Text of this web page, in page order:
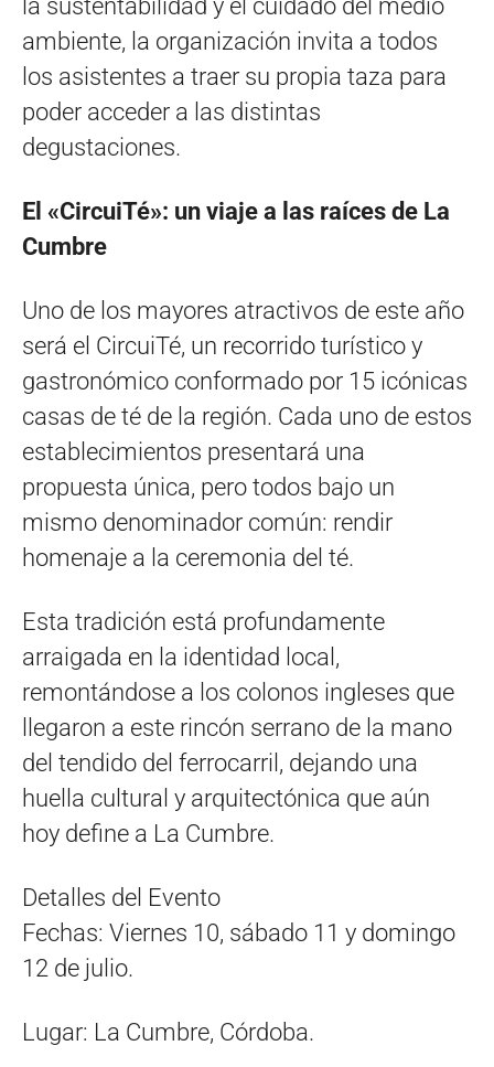
la sustentabilidad y el cuidado del medio
ambiente, la organización invita a todos
los asistentes a traer su propia taza para
poder acceder a las distintas
degustaciones.
El «CircuiTé»: un viaje a las raíces de La
Cumbre
Uno de los mayores atractivos de este año
será el CircuiTé, un recorrido turístico y
gastronómico conformado por 15 icónicas
casas de té de la región. Cada uno de estos
establecimientos presentará una
propuesta única, pero todos bajo un
mismo denominador común: rendir
homenaje a la ceremonia del té.
Esta tradición está profundamente
arraigada en la identidad local,
remontándose a los colonos ingleses que
llegaron a este rincón serrano de la mano
del tendido del ferrocarril, dejando una
huella cultural y arquitectónica que aún
hoy define a La Cumbre.
Detalles del Evento
Fechas: Viernes 10, sábado 11 y domingo
12 de julio.
Lugar: La Cumbre, Córdoba.